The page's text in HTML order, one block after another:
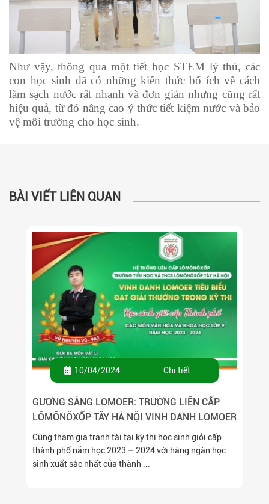
Như vậy, thông qua một tiết học STEM lý thú, các
con học sinh đã có những kiến thức bổ ích về cách
làm sạch nước rất nhanh và đơn giản nhưng cũng rất
hiệu quả, từ đó nâng cao ý thức tiết kiệm nước và bảo
vệ môi trường cho học sinh.
BÀI VIẾT LIÊN QUAN
10/04/2024 Chi tiết
GƯƠNG SÁNG LOMOER: TRƯỜNG LIÊN CẤP
LÔMÔNÔXỐP TÂY HÀ NỘI VINH DANH LOMOER
ĐẠT GIẢI THƯỞNG TRONG KỲ THI HỌC SINH
GIỎI CẤP THÀNH PHỐ NĂM HỌC 2023 – 2024.
Cùng tham gia tranh tài tại kỳ thi học sinh giỏi cấp
thành phố năm học 2023 – 2024 với hàng ngàn học
sinh xuất sắc nhất của thành ...